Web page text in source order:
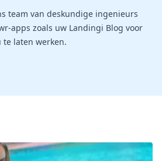
team van deskundige ingenieurs
apps zoals uw Landingi Blog voor
te laten werken.